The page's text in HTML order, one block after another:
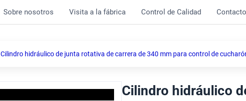
Sobre nosotros Visita a la fábrica Control de Calidad Contacto
Cilindro hidráulico de junta rotativa de carrera de 340 mm para control de
Cilindro hidráulico